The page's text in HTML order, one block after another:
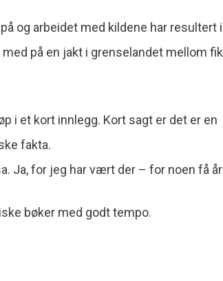
og arbeidet med kildene har resultert
på en jakt i grenselandet mellom
i et kort innlegg. Kort sagt er det er en
fakta.
Ja, for jeg har vært der – for noen få
bøker med godt tempo.